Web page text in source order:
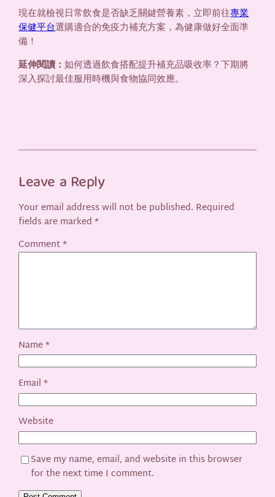
現在就檢視日常飲食是否缺乏關鍵營養素，立即前往專業
保健平台選購適合的免疫力補充方案，為健康做好全面準
備！
延伸閱讀：如何透過飲食搭配提升補充品吸收率？下期將
深入探討最佳服用時機與食物協同效應。
Leave a Reply
Your email address will not be published. Required
fields are marked*
Comment*
Name*
Email*
Website
Save my name, email, and website in this browser
for the next time I comment.